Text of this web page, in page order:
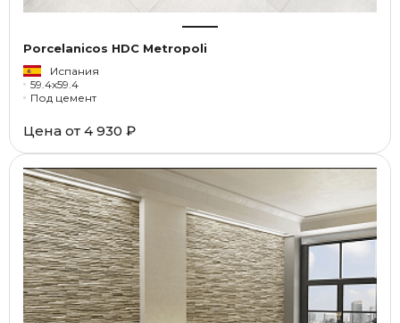
Porcelanicos HDC Metropoli
Испания
59.4x59.4
Под цемент
Цена от 4 930 ₽